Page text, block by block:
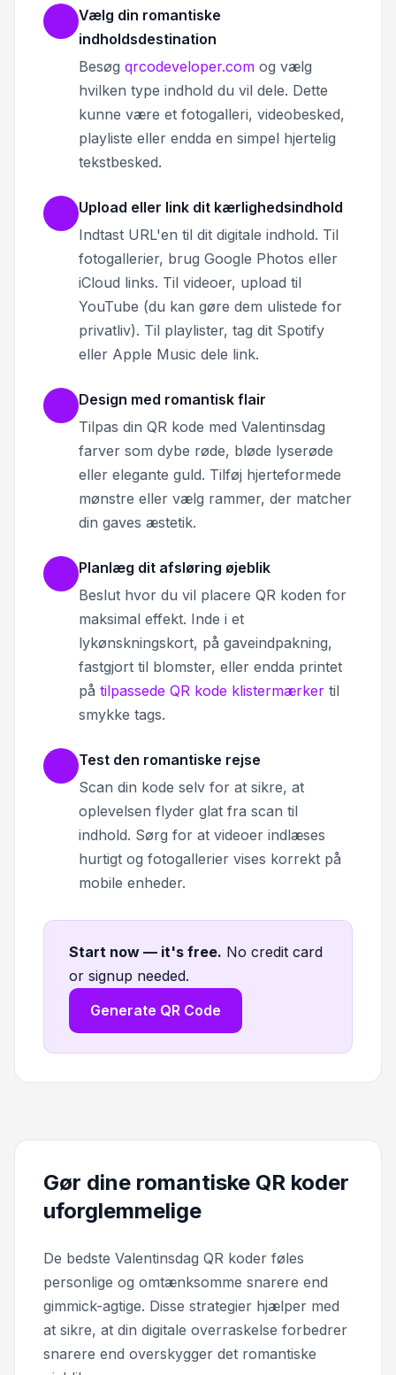
Vælg din romantiske
indholdsdestination
Besøg qrcodeveloper.com og vælg
hvilken type indhold du vil dele. Dette
kunne være et fotogalleri, videobesked,
playliste eller endda en simpel hjertelig
tekstbesked.
Upload eller link dit kærlighedsindhold
Indtast URL'en til dit digitale indhold. Til
fotogallerier, brug Google Photos eller
iCloud links. Til videoer, upload til
YouTube (du kan gøre dem ulistede for
privatliv). Til playlister, tag dit Spotify
eller Apple Music dele link.
Design med romantisk flair
Tilpas din QR kode med Valentinsdag
farver som dybe røde, bløde lyserøde
eller elegante guld. Tilføj hjerteformede
mønstre eller vælg rammer, der matcher
din gaves æstetik.
Planlæg dit afsløring øjeblik
Beslut hvor du vil placere QR koden for
maksimal effekt. Inde i et
lykønskningskort, på gaveindpakning,
fastgjort til blomster, eller endda printet
på tilpassede QR kode klistermærker til
smykke tags.
Test den romantiske rejse
Scan din kode selv for at sikre, at
oplevelsen flyder glat fra scan til
indhold. Sørg for at videoer indlæses
hurtigt og fotogallerier vises korrekt på
mobile enheder.
Start now — it's free. No credit card
or signup needed.
Generate QR Code
Gør dine romantiske QR koder
uforglemmelige
De bedste Valentinsdag QR koder føles
personlige og omtænksomme snarere end
gimmick-agtige. Disse strategier hjælper med
at sikre, at din digitale overraskelse forbedrer
snarere end overskygger det romantiske